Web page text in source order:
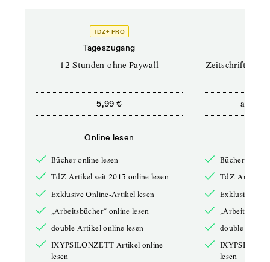
TDZ+ PRO
Tageszugang
12 Stunden ohne Paywall
5,99 €
Online lesen
Bücher online lesen
TdZ-Artikel seit 2013 online lesen
Exklusive Online-Artikel lesen
„Arbeitsbücher“ online lesen
double-Artikel online lesen
IXYPSILONZETT-Artikel online
lesen
Zeitschriften
ab
Bücher online
TdZ-Artikel
Exklusive
double-
lesen